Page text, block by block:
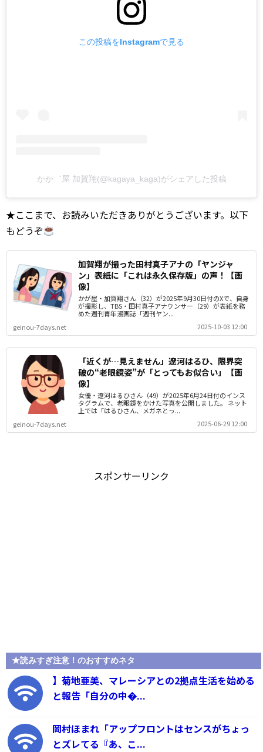
この投稿をInstagramで見る
かか゛屋 加賀翔(@kagaya_kaga)がシェアした投稿
★ここまで、お読みいただきありがとうございます。以下
もどうぞ
加賀翔が撮った田村真子アナの「ヤンジャ
ン」表紙に「これは永久保存版」の声！【画
像】
かが屋・加賀翔さん（32）が2025年9月30日付のXで、自身
が撮影し、TBS・田村真子アナウンサー（29）が表紙を務
めた週刊青年漫画誌「週刊ヤン...
geinou-7days.net
2025-10-03 12:00
「近くが…見えません」遼河はるひ、限界突
破の“老眼鏡姿”が「とってもお似合い」【画
像】
女優・遼河はるひさん（49）が2025年6月24日付のインス
タグラムで、老眼鏡をかけた写真を公開しました。 ネット
上では「はるひさん、メガネとっ...
geinou-7days.net
2025-06-29 12:00
スポンサーリンク
★読みすぎ注意！のおすすめネタ
】菊地亜美、マレーシアとの2拠点生活を始める
と報告「自分の中�...
岡村ほまれ「アップフロントはセンスがちょっ
とズレてる『あ、こ...